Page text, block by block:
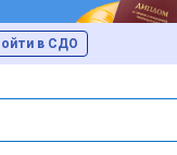
в СДО